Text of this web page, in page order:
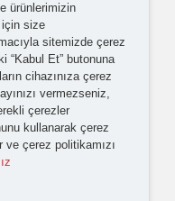
elektronik ileti
aydınlatma ve
onaylıyorum.
ürünlerimizin
için size
sitemizde çerez
“Kabul Et” butonuna
cihazınıza çerez
vermezseniz,
çerezler
kullanarak çerez
çerez politikamızı